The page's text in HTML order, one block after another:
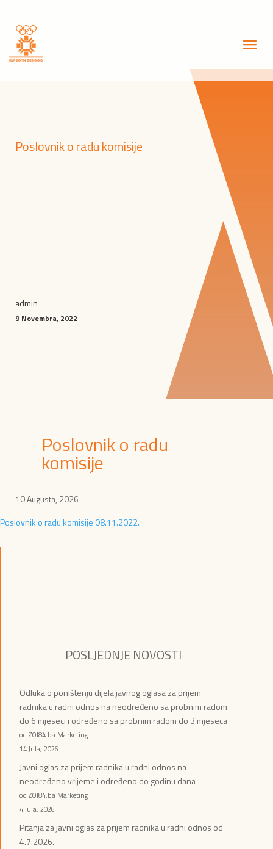
Poslovnik o radu komisije
admin
9 Novembra, 2022
Poslovnik o radu
komisije
10 Augusta, 2026
Poslovnik o radu komisije 08.11.2022.
POSLJEDNJE NOVOSTI
Odluka o poništenju dijela javnog oglasa za prijem
radnika u radni odnos na neodređeno sa probnim radom
do 6 mjeseci i određeno sa probnim radom do 3 mjeseca
od ZOI84.ba Marketing
14 Jula, 2026
Javni oglas za prijem radnika u radni odnos na
neodređeno vrijeme i određeno do godinu dana
od ZOI84.ba Marketing
4 Jula, 2026
Pitanja za javni oglas za prijem radnika u radni odnos od
4.7.2026.